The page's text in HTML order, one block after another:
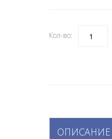
Кол-во: Количество
ОПИСАНИЕ